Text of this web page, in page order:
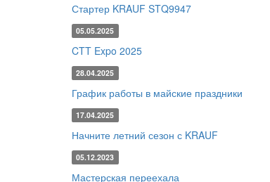
Стартер KRAUF STQ9947
05.05.2025
CTT Expo 2025
28.04.2025
График работы в майские праздники
17.04.2025
Начните летний сезон с KRAUF
05.12.2023
Мастерская переехала